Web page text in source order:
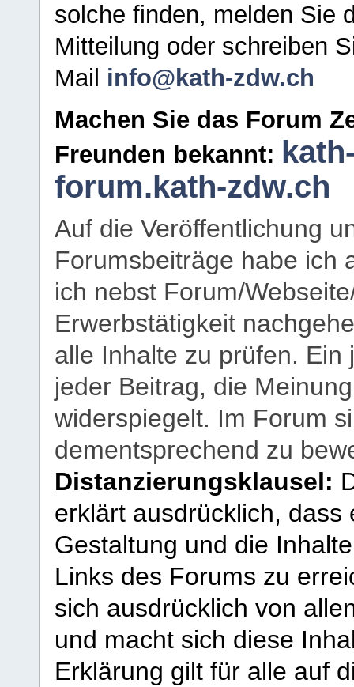
solche finden, melden Sie
Mitteilung oder schreiben
Mail info@kath-zdw.ch
Machen Sie das Forum
Freunden bekannt:
forum.kath-zdw.ch
Auf die Veröffentlichung
Forumsbeiträge habe ich
ich nebst Forum/
Erwerbstätigkeit
alle Inhalte zu prüfen.
jeder Beitrag, die
widerspiegelt. Im Forum
dementsprechend zu
Distanzierungsklausel:
erklärt ausdrücklich,
Gestaltung und die
Links des Forums zu
sich ausdrücklich von
und macht sich diese
Erklärung gilt für alle auf